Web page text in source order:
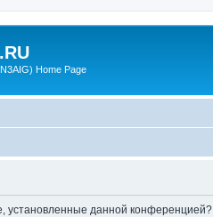
Home Page
установленные данной конференцией?